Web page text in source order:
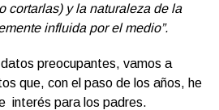
cortarlas) y la naturaleza de la
influida por el medio”.
preocupantes, vamos a
que, con el paso de los años, he
interés para los padres.